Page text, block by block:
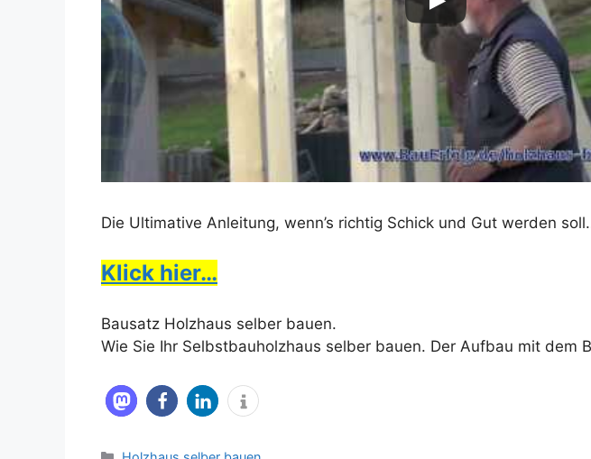
Die Ultimative Anleitung, wenn’s richtig Schick und Gut werden
Klick hier…
Bausatz Holzhaus selber bauen.
Wie Sie Ihr Selbstbauholzhaus selber bauen. Der Aufbau mit dem
Kategorien